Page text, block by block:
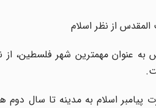
از نظر اسلام
به عنوان مهم‏ترین شهر فلسطین، از
.
پیامبر اسلام به مدینه تا سال